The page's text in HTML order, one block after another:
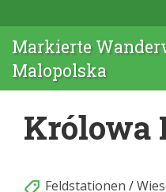
Markierte
Malopolska
Królowa
Feldstationen /